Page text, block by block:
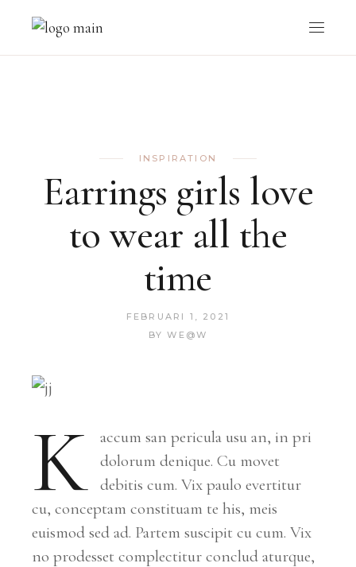
INSPIRATION
Earrings girls love
to wear all the
time
FEBRUARI 1, 2021
BY WE@W
K
accum san pericula usu an, in pri
dolorum denique. Cu movet
debitis cum. Vix paulo evertitur
cu, conceptam constituam te his, meis
euismod sed ad. Partem suscipit cu cum. Vix
no prodesset complectitur conclud aturque,